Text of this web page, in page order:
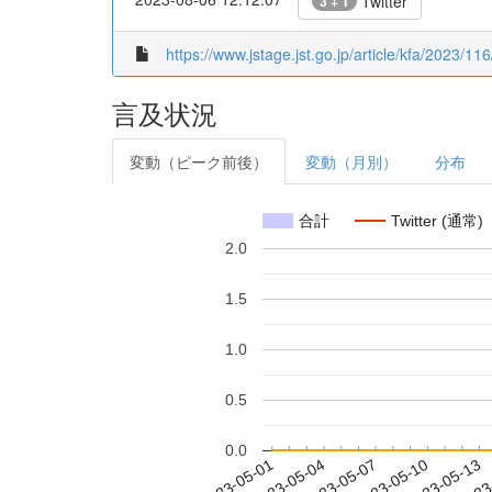
https://www.jstage.jst.go.jp/article/kfa/2023/
言及状況
変動（ピーク前後） 変動（月別） 分布
合計 Twitter (通常)
0.0
0.5
1.0
1.5
2.0